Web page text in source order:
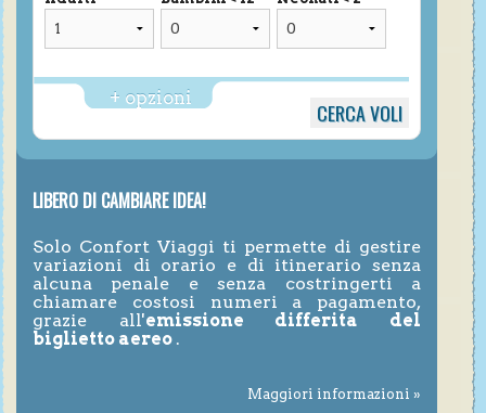
+ opzioni
LIBERO DI CAMBIARE IDEA!
Solo Confort Viaggi ti permette di gestire
variazioni di orario e di itinerario senza
alcuna penale e senza costringerti a
chiamare costosi numeri a pagamento,
grazie all'emissione differita del
biglietto aereo .
Maggiori informazioni »